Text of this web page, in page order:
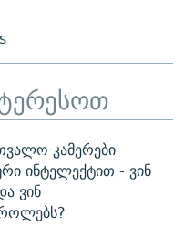
კამერები
ინტელექტით - ვინ
ვინ